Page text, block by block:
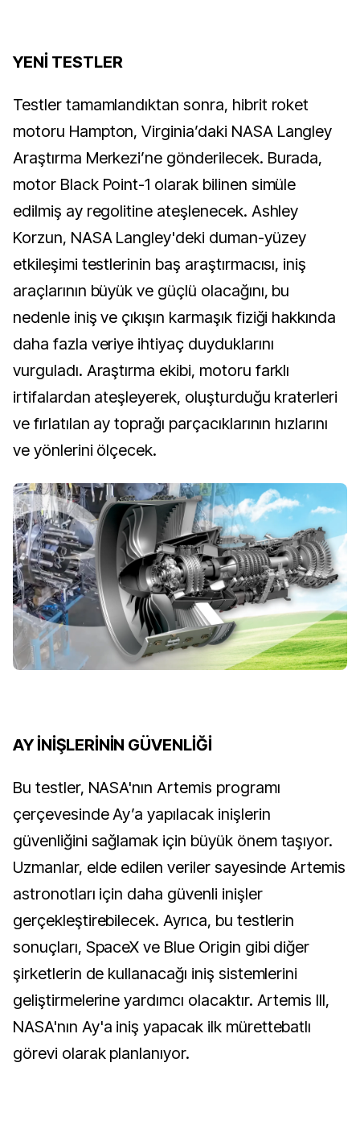
YENİ TESTLER
Testler tamamlandıktan sonra, hibrit roket
motoru Hampton, Virginia’daki NASA Langley
Araştırma Merkezi’ne gönderilecek. Burada,
motor Black Point-1 olarak bilinen simüle
edilmiş ay regolitine ateşlenecek. Ashley
Korzun, NASA Langley'deki duman-yüzey
etkileşimi testlerinin baş araştırmacısı, iniş
araçlarının büyük ve güçlü olacağını, bu
nedenle iniş ve çıkışın karmaşık fiziği hakkında
daha fazla veriye ihtiyaç duyduklarını
vurguladı. Araştırma ekibi, motoru farklı
irtifalardan ateşleyerek, oluşturduğu kraterleri
ve fırlatılan ay toprağı parçacıklarının hızlarını
ve yönlerini ölçecek.
AY İNİŞLERİNİN GÜVENLİĞİ
Bu testler, NASA'nın Artemis programı
çerçevesinde Ay’a yapılacak inişlerin
güvenliğini sağlamak için büyük önem taşıyor.
Uzmanlar, elde edilen veriler sayesinde Artemis
astronotları için daha güvenli inişler
gerçekleştirebilecek. Ayrıca, bu testlerin
sonuçları, SpaceX ve Blue Origin gibi diğer
şirketlerin de kullanacağı iniş sistemlerini
geliştirmelerine yardımcı olacaktır. Artemis III,
NASA'nın Ay'a iniş yapacak ilk mürettebatlı
görevi olarak planlanıyor.